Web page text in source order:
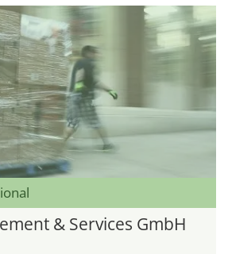
& Services GmbH